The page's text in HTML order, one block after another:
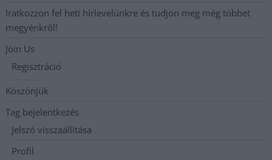
Iratkozzon fel heti hírlevelünkre és tudjon meg még többet
megyénkről!
Join Us
Regisztráció
Köszönjük
Tag bejelentkezés
Jelszó visszaállítása
Profil